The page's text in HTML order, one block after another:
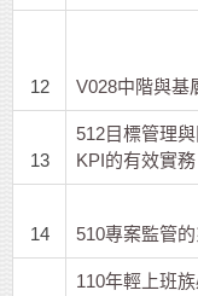
12 V028中階與基
13
512目標管理
KPI的有效實務
14 510專案監管
110年輕上班